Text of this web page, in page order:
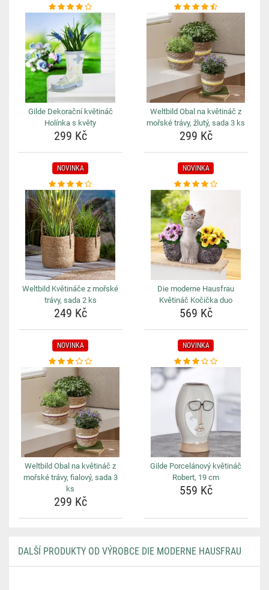
Gilde Dekorační květináč
Holínka s květy
299 Kč
Weltbild Obal na květináč z
mořské trávy, žlutý, sada 3 ks
299 Kč
NOVINKA
Weltbild Květináče z mořské
trávy, sada 2 ks
249 Kč
NOVINKA
Die moderne Hausfrau
Květináč Kočička duo
569 Kč
NOVINKA
Weltbild Obal na květináč z
mořské trávy, fialový, sada 3
ks
299 Kč
NOVINKA
Gilde Porcelánový květináč
Robert, 19 cm
559 Kč
DALŠÍ PRODUKTY OD VÝROBCE DIE MODERNE HAUSFRAU